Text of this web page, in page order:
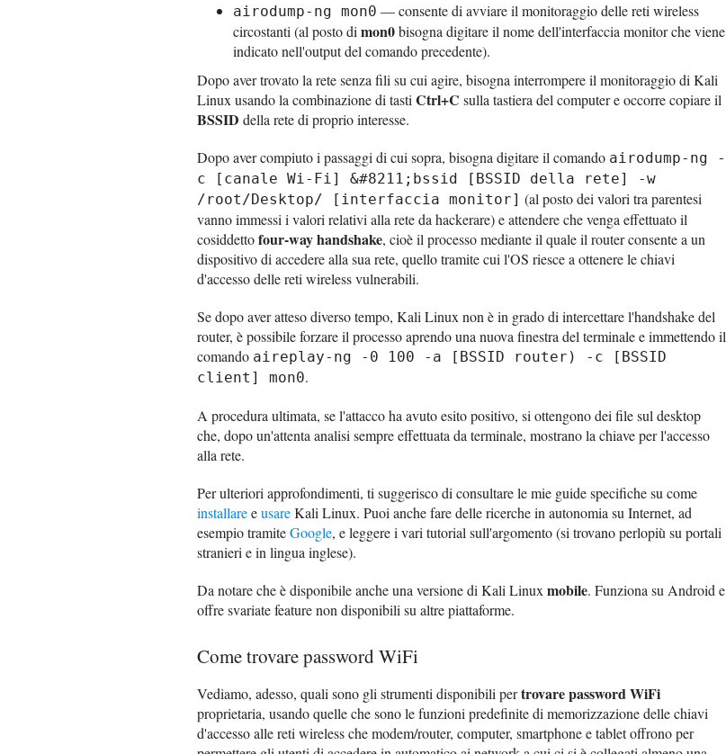
airodump-ng mon0 — consente di avviare il monitoraggio delle reti wireless
circostanti (al posto di mon0bisogna digitare il nome dell'interfaccia monitor che viene
indicato nell'output del comando precedente).
Dopo aver trovato la rete senza fili su cui agire, bisogna interrompere il monitoraggio di Kali
Linux usando la combinazione di tasti Ctrl+C sulla tastiera del computer e occorre copiare il
BSSID della rete di proprio interesse.
Dopo aver compiuto i passaggi di cui sopra, bisogna digitare il comando airodump-ng -
c [canale Wi-Fi] &#8211;bssid [BSSID della rete] -w
/root/Desktop/ [interfaccia monitor] (al posto dei valori tra parentesi
vanno immessi i valori relativi alla rete da hackerare) e attendere che venga effettuato il
cosiddettofour-way handshake, cioè il processo mediante il quale il router consente a un
dispositivo di accedere alla sua rete, quello tramite cui l'OS riesce a ottenere le chiavi
d'accesso delle reti wireless vulnerabili.
Se dopo aver atteso diverso tempo, Kali Linux non è in grado di intercettare l'handshake del
router, è possibile forzare il processo aprendo una nuova finestra del terminale e immettendo il
comando aireplay-ng -0 100 -a [BSSID router) -c [BSSID
client] mon0.
A procedura ultimata, se l'attacco ha avuto esito positivo, si ottengono dei file sul desktop
che, dopo un'attenta analisi sempre effettuata da terminale, mostrano la chiave per l'accesso
alla rete.
Per ulteriori approfondimenti, ti suggerisco di consultare le mie guide specifiche su come
installareeusareKali Linux. Puoi anche fare delle ricerche in autonomia su Internet, ad
esempio tramiteGoogle, e leggere i vari tutorial sull'argomento (si trovano perlopiù su portali
stranieri e in lingua inglese).
Da notare che è disponibile anche una versione di Kali Linux mobile. Funziona su Android e
offre svariate feature non disponibili su altre piattaforme.
Come trovare password WiFi
Vediamo, adesso, quali sono gli strumenti disponibili pertrovare password WiFi
proprietaria, usando quelle che sono le funzioni predefinite di memorizzazione delle chiavi
d'accesso alle reti wireless che modem/router, computer, smartphone e tablet offrono per